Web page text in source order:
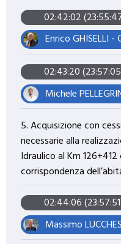
02:42:02
Enrico GHISELLI
02:43:20
5. Acquisizione con
necessarie alla
Idraulico al Km
corrispondenza
02:44:06